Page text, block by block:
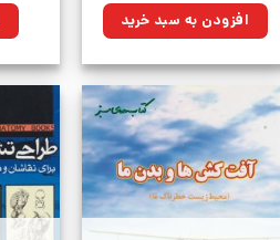
۵۳۹,۰۰۰تومان
بود.
۴۳۳,۸۹۵تومان.افزودن به سبد خرید